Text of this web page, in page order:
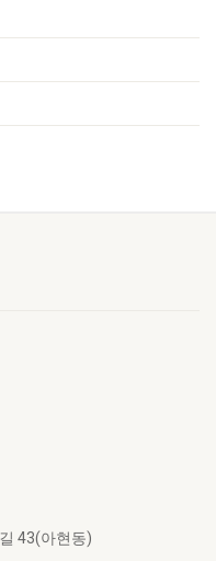
43(아현동)